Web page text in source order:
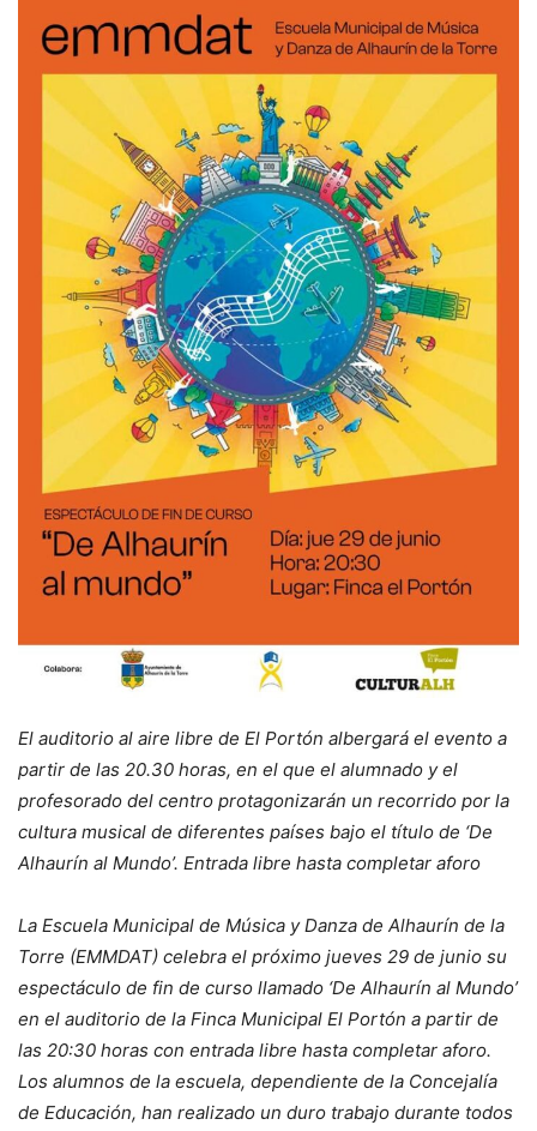
El auditorio al aire libre de El Portón albergará el evento a
partir de las 20.30 horas, en el que el alumnado y el
profesorado del centro protagonizarán un recorrido por la
cultura musical de diferentes países bajo el título de ‘De
Alhaurín al Mundo’. Entrada libre hasta completar aforo
La Escuela Municipal de Música y Danza de Alhaurín de la
Torre (EMMDAT) celebra el próximo jueves 29 de junio su
espectáculo de fin de curso llamado ‘De Alhaurín al Mundo’
en el auditorio de la Finca Municipal El Portón a partir de
las 20:30 horas con entrada libre hasta completar aforo.
Los alumnos de la escuela, dependiente de la Concejalía
de Educación, han realizado un duro trabajo durante todos